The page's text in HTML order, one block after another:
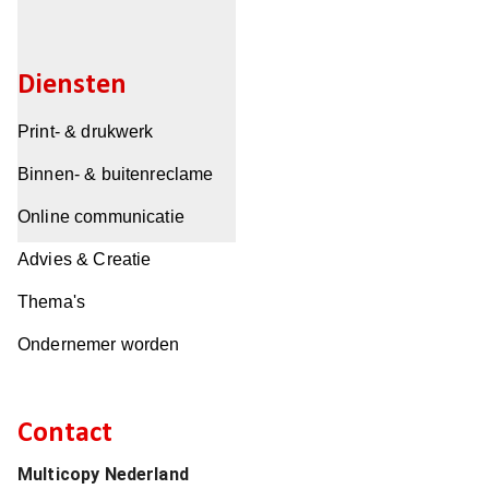
Diensten
Print- & drukwerk
Binnen- & buitenreclame
Online communicatie
Advies & Creatie
Thema's
Ondernemer worden
Contact
Multicopy Nederland